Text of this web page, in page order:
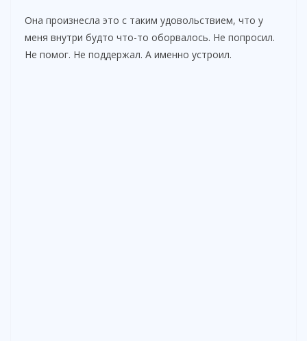
Она произнесла это с таким удовольствием, что у
меня внутри будто что-то оборвалось. Не попросил.
Не помог. Не поддержал. А именно устроил.